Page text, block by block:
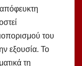
του
εξουσία. Το
τη